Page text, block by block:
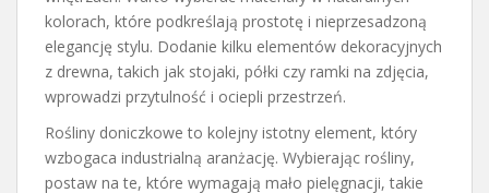
kolorach, które podkreślają prostotę i nieprzesadzoną
elegancję stylu. Dodanie kilku elementów dekoracyjnych
z drewna, takich jak stojaki, półki czy ramki na zdjęcia,
wprowadzi przytulność i ociepli przestrzeń.
Rośliny doniczkowe to kolejny istotny element, który
wzbogaca industrialną aranżację. Wybierając rośliny,
postaw na te, które wymagają mało pielęgnacji, takie